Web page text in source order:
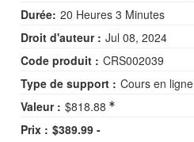
Durée: 20 Heures 3 Minutes
Droit d'auteur : Jul 08, 2024
Code produit : CRS002039
Type de support : Cours en ligne
Valeur : $818.88
Prix : $389.99 -